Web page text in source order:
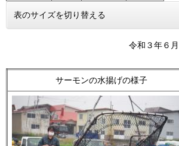
表のサイズを切り替える
令和３年６
サーモンの水揚げの様子